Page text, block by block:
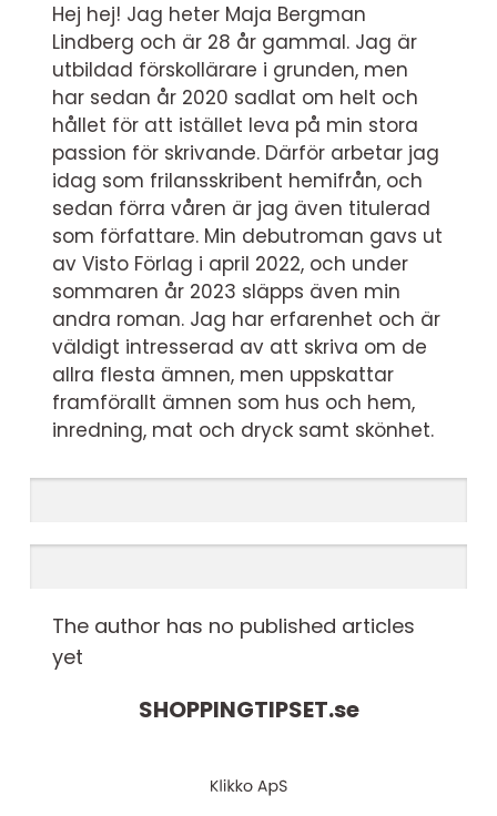
Hej hej! Jag heter Maja Bergman
Lindberg och är 28 år gammal. Jag är
utbildad förskollärare i grunden, men
har sedan år 2020 sadlat om helt och
hållet för att istället leva på min stora
passion för skrivande. Därför arbetar jag
idag som frilansskribent hemifrån, och
sedan förra våren är jag även titulerad
som författare. Min debutroman gavs ut
av Visto Förlag i april 2022, och under
sommaren år 2023 släpps även min
andra roman. Jag har erfarenhet och är
väldigt intresserad av att skriva om de
allra flesta ämnen, men uppskattar
framförallt ämnen som hus och hem,
inredning, mat och dryck samt skönhet.
The author has no published articles
yet
SHOPPINGTIPSET.se